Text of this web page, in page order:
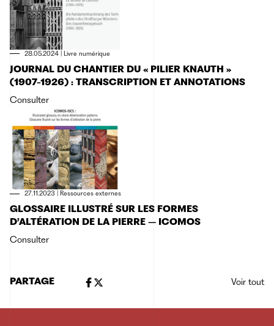
28.05.2024 | Livre numérique
JOURNAL DU CHANTIER DU « PILIER KNAUTH »
(1907-1926) : TRANSCRIPTION ET ANNOTATIONS
Consulter
27.11.2023 | Ressources externes
GLOSSAIRE ILLUSTRÉ SUR LES FORMES
D’ALTÉRATION DE LA PIERRE – ICOMOS
Consulter
PARTAGE Voir tout